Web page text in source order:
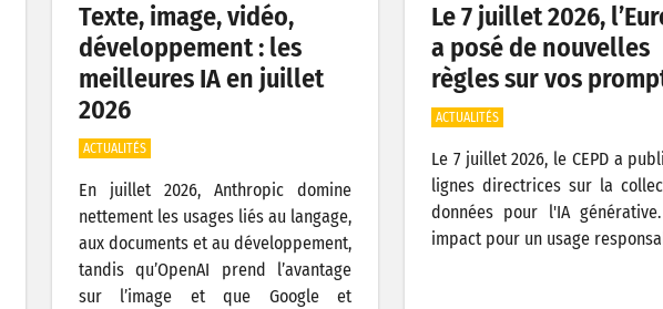
Texte, image, vidéo,
développement : les
meilleures IA en juillet
2026
ACTUALITÉS
En juillet 2026, Anthropic domine
nettement les usages liés au langage,
aux documents et au développement,
tandis qu’OpenAI prend l’avantage
sur l’image et que Google et
Le 7 juillet 2026,
a posé de nouvelles
règles sur vos
ACTUALITÉS
Le 7 juillet 2026, le CEPD a
lignes directrices sur la
données pour l'IA
impact pour un usage